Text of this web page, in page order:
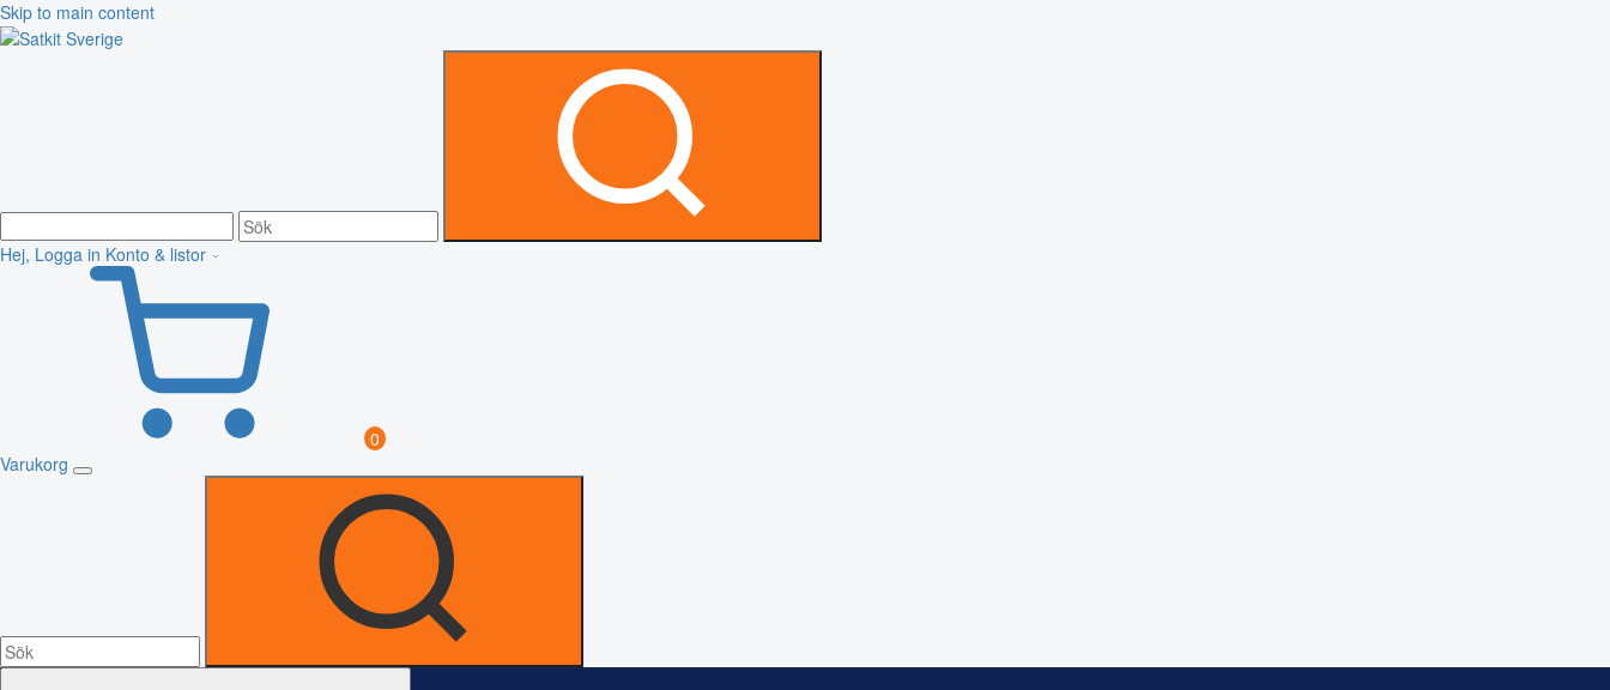
Skip to main content
Hej, Logga in Konto & listor
0
Varukorg